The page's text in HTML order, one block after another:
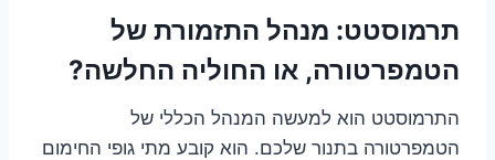
תרמוסטט: מנהל התזמורת של
הטמפרטורה, או החוליה החלשה?
התרמוסטט הוא למעשה המנהל הכללי של
הטמפרטורה בתנור שלכם. הוא קובע מתי גופי החימום